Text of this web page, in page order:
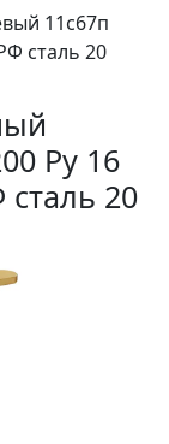
11с67п
сталь 20
Ру 16
20